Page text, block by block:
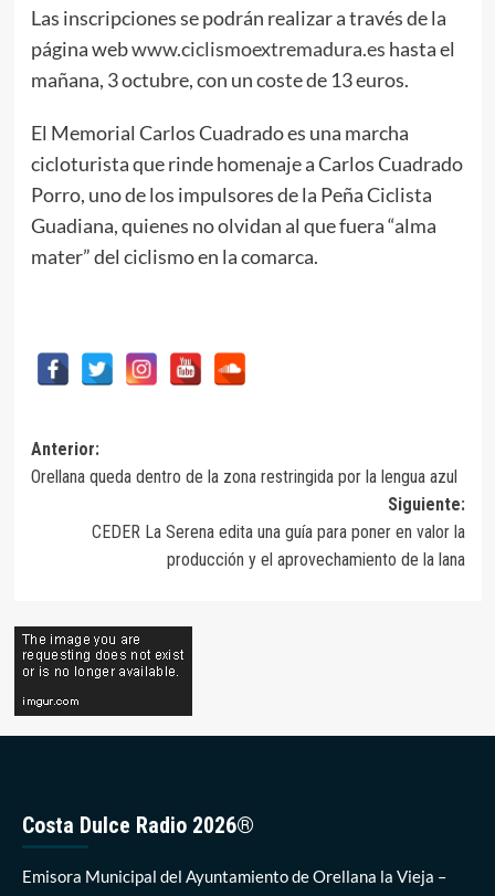
Las inscripciones se podrán realizar a través de la
página webwww.ciclismoextremadura.es hasta el
mañana, 3 octubre, con un coste de 13 euros.
El Memorial Carlos Cuadrado es una marcha
cicloturista que rinde homenaje a Carlos Cuadrado
Porro, uno de los impulsores de la Peña Ciclista
Guadiana, quienes no olvidan al que fuera “alma
mater” del ciclismo en la comarca.
Navegación
de
entradas
Anterior:
Orellana queda dentro de la zona restringida por la lengua azul
Siguiente:
CEDER La Serena edita una guía para poner en valor la
producción y el aprovechamiento de la lana
Costa Dulce Radio 2026®
Emisora Municipal del Ayuntamiento de Orellana la Vieja –